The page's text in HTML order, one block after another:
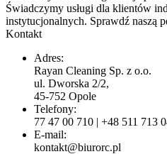
Świadczymy usługi dla klientów
instytucjonalnych. Sprawdź naszą
Kontakt
Adres:
Rayan Cleaning Sp. z o.o.
ul. Dworska 2/2,
45-752 Opole
Telefony:
77 47 00 710 | +48 511 713
E-mail:
kontakt@biurorc.pl